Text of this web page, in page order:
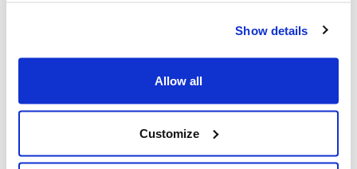
Show details
Allow all
Customize
Bedienungsanleitung